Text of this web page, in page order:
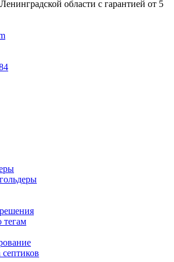
области с гарантией от 5
тегам
септиков